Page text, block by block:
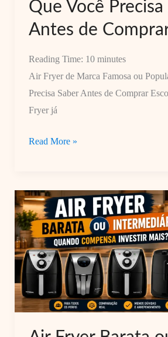
Fortes
Fracos
Que Você Precisa
Antes de
Reading Time: 10 minutes
Air Fryer de Marca Famosa ou
Precisa Saber Antes de Comprar
Fryer já
Air
Marca
Famosa
ou
Popular:
O
Que
Você
Precisa
Saber
Read More »